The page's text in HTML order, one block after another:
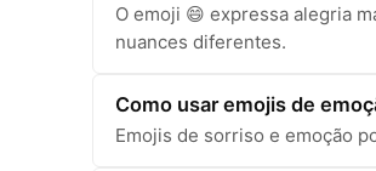
O emoji 😄 expressa alegria
nuances diferentes.
Como usar emojis de
Emojis de sorriso e emoção